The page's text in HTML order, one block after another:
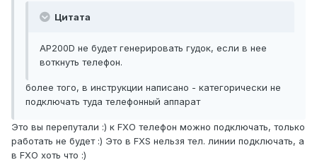
Цитата
AP200D не будет генерировать гудок, если в нее
воткнуть телефон.
более того, в инструкции написано - категорически не
подключать туда телефонный аппарат
Это вы перепутали :) к FXO телефон можно подключать, только
работать не будет :) Это в FXS нельзя тел. линии подключать, а
в FXO хоть что :)